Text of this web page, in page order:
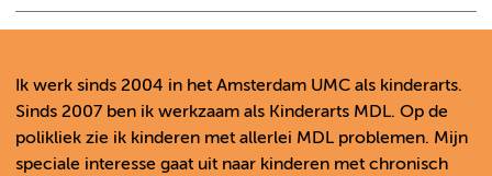
Ik werk sinds 2004 in het Amsterdam UMC als kinderarts.
Sinds 2007 ben ik werkzaam als Kinderarts MDL. Op de
polikliek zie ik kinderen met allerlei MDL problemen. Mijn
speciale interesse gaat uit naar kinderen met chronisch